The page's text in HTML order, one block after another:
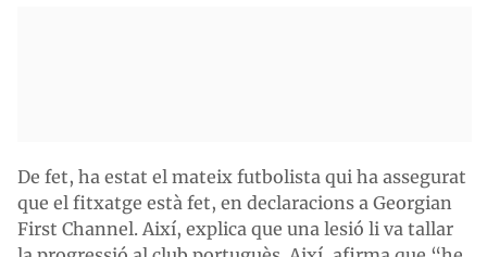
De fet, ha estat el mateix futbolista qui ha assegurat
que el fitxatge està fet, en declaracions a Georgian
First Channel. Així, explica que una lesió li va tallar